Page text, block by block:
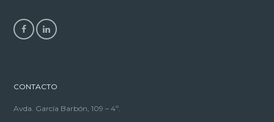
CONTACTO
Avda. García Barbón, 109 – 4º.